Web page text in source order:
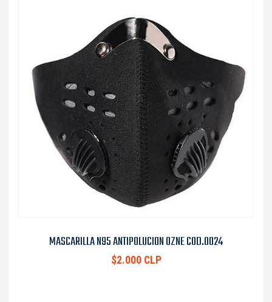
MASCARILLA N95 ANTIPOLUCION OZNE COD.0024
$2.000 CLP